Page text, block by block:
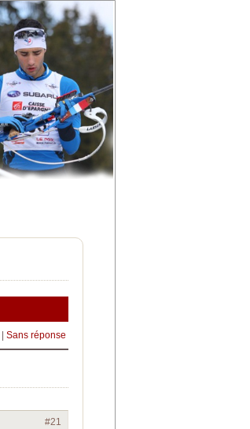
Sans réponse
#21